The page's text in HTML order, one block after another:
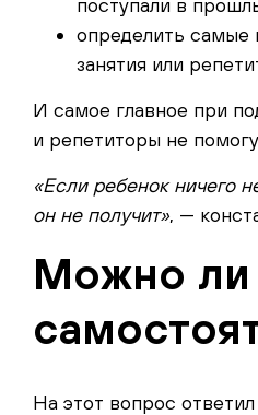
поступали в
определить самые
занятия или
И самое главное при
и репетиторы не
«Если ребенок ничего
он не получит», —
Можно ли
На этот вопрос